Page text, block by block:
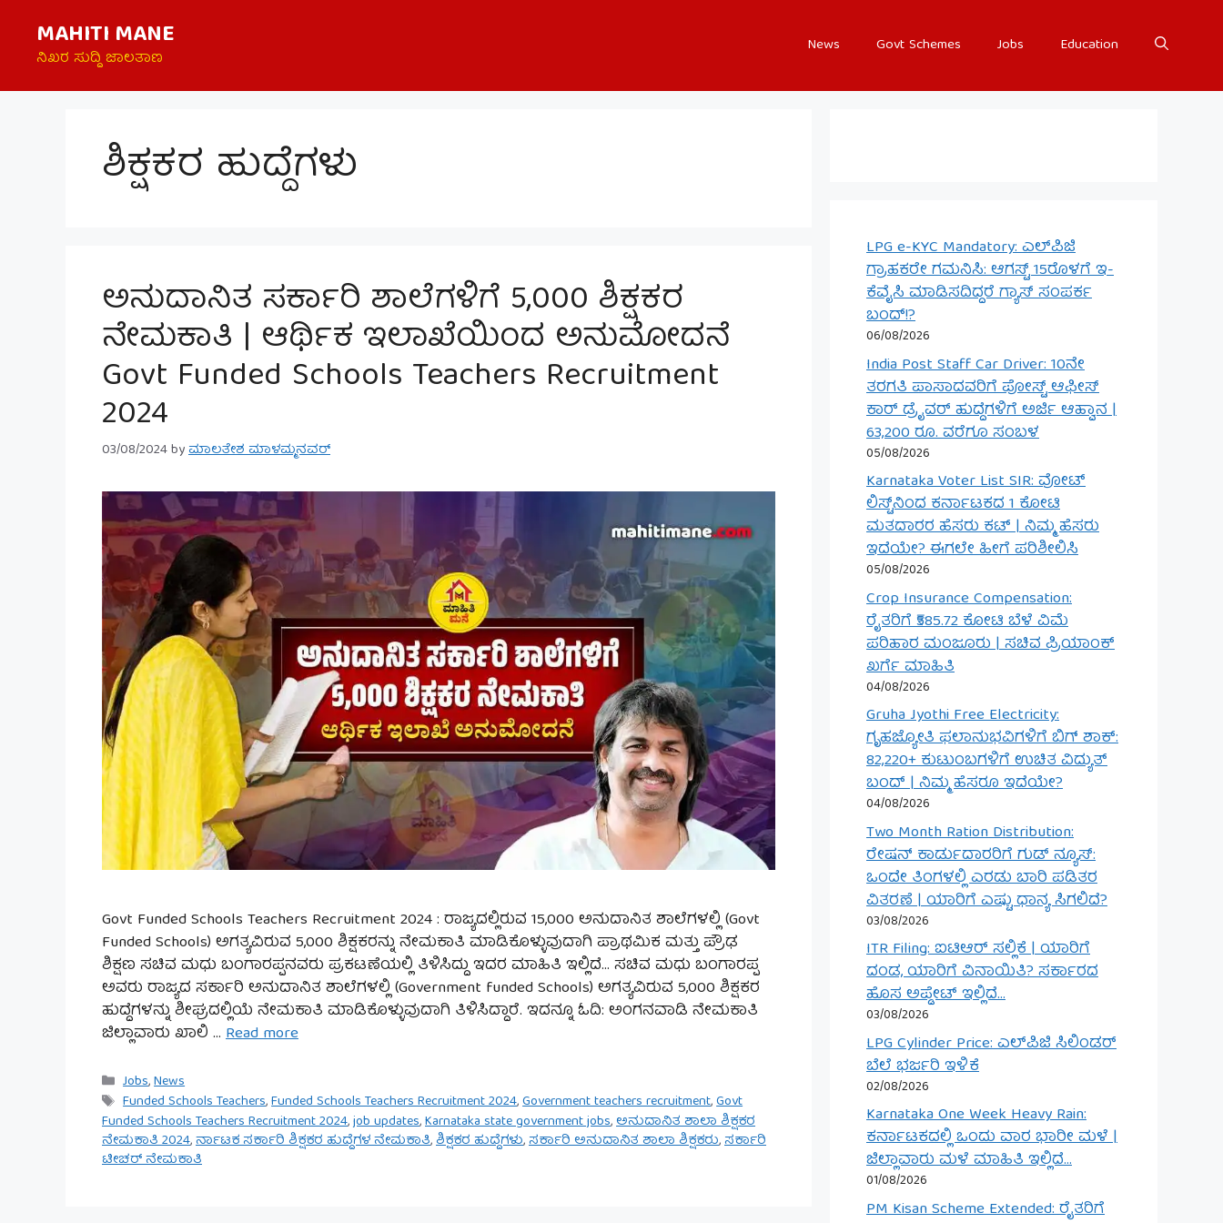
content
MAHITI MANE
ನಿಖರ ಸುದ್ದಿ ಜಾಲತಾಣ
News Govt Schemes Jobs Education
ಶಿಕ್ಷಕರ ಹುದ್ದೆಗಳು
ಅನುದಾನಿತ ಸರ್ಕಾರಿ ಶಾಲೆಗಳಿಗೆ 5,000 ಶಿಕ್ಷಕರ
ನೇಮಕಾತಿ | ಆರ್ಥಿಕ ಇಲಾಖೆಯಿಂದ ಅನುಮೋದನೆ
Govt Funded Schools Teachers Recruitment
2024
03/08/2024byಮಾಲತೇಶ ಮಾಳಮ್ಮನವರ್
Govt Funded Schools Teachers Recruitment 2024 : ರಾಜ್ಯದಲ್ಲಿರುವ 15,000 ಅನುದಾನಿತ ಶಾಲೆಗಳಲ್ಲಿ (Govt
Funded Schools) ಅಗತ್ಯವಿರುವ 5,000 ಶಿಕ್ಷಕರನ್ನು ನೇಮಕಾತಿ ಮಾಡಿಕೊಳ್ಳುವುದಾಗಿ ಪ್ರಾಥಮಿಕ ಮತ್ತು ಪ್ರೌಢ
ಶಿಕ್ಷಣ ಸಚಿವ ಮಧು ಬಂಗಾರಪ್ಪನವರು ಪ್ರಕಟಣೆಯಲ್ಲಿ ತಿಳಿಸಿದ್ದು ಇದರ ಮಾಹಿತಿ ಇಲ್ಲಿದೆ… ಸಚಿವ ಮಧು ಬಂಗಾರಪ್ಪ
ಅವರು ರಾಜ್ಯದ ಸರ್ಕಾರಿ ಅನುದಾನಿತ ಶಾಲೆಗಳಲ್ಲಿ (Government funded Schools) ಅಗತ್ಯವಿರುವ 5,000 ಶಿಕ್ಷಕರ
ಹುದ್ದೆಗಳನ್ನು ಶೀಘ್ರದಲ್ಲಿಯೆ ನೇಮಕಾತಿ ಮಾಡಿಕೊಳ್ಳುವುದಾಗಿ ತಿಳಿಸಿದ್ದಾರೆ. ಇದನ್ನೂ ಓದಿ: ಅಂಗನವಾಡಿ ನೇಮಕಾತಿ
ಜಿಲ್ಲಾವಾರು ಖಾಲಿ … Read more
Categories
Jobs,News
Tags
Funded Schools Teachers,Funded Schools Teachers Recruitment 2024,Government teachers recruitment,Govt
Funded Schools Teachers Recruitment 2024,job updates,Karnataka state government jobs,ಅನುದಾನಿತ ಶಾಲಾ ಶಿಕ್ಷಕರ
ನೇಮಕಾತಿ 2024,ರ್ನಾಟಕ ಸರ್ಕಾರಿ ಶಿಕ್ಷಕರ ಹುದ್ದೆಗಳ ನೇಮಕಾತಿ,ಶಿಕ್ಷಕರ ಹುದ್ದೆಗಳು,ಸರ್ಕಾರಿ ಅನುದಾನಿತ ಶಾಲಾ ಶಿಕ್ಷಕರು,ಸರ್ಕಾರಿ
ಟೀಚರ್ ನೇಮಕಾತಿ
LPG e-KYC Mandatory: ಎಲ್‌ಪಿಜಿ
ಗ್ರಾಹಕರೇ ಗಮನಿಸಿ: ಆಗಸ್ಟ್ 15ರೊಳಗೆ ಇ-
ಕೆವೈಸಿ ಮಾಡಿಸದಿದ್ದರೆ ಗ್ಯಾಸ್ ಸಂಪರ್ಕ
ಬಂದ್!?
06/08/2026
India Post Staff Car Driver: 10ನೇ
ತರಗತಿ ಪಾಸಾದವರಿಗೆ ಪೋಸ್ಟ್ ಆಫೀಸ್
ಕಾರ್ ಡ್ರೈವರ್ ಹುದ್ದೆಗಳಿಗೆ ಅರ್ಜಿ ಆಹ್ವಾನ |
63,200 ರೂ. ವರೆಗೂ ಸಂಬಳ
05/08/2026
Karnataka Voter List SIR: ವೋಟ್
ಲಿಸ್ಟ್‌ನಿಂದ ಕರ್ನಾಟಕದ 1 ಕೋಟಿ
ಮತದಾರರ ಹೆಸರು ಕಟ್ | ನಿಮ್ಮ ಹೆಸರು
ಇದೆಯೇ? ಈಗಲೇ ಹೀಗೆ ಪರಿಶೀಲಿಸಿ
05/08/2026
Crop Insurance Compensation:
ರೈತರಿಗೆ ₹585.72 ಕೋಟಿ ಬೆಳೆ ವಿಮೆ
ಪರಿಹಾರ ಮಂಜೂರು | ಸಚಿವ ಪ್ರಿಯಾಂಕ್
ಖರ್ಗೆ ಮಾಹಿತಿ
04/08/2026
Gruha Jyothi Free Electricity:
ಗೃಹಜ್ಯೋತಿ ಫಲಾನುಭವಿಗಳಿಗೆ ಬಿಗ್ ಶಾಕ್:
82,220+ ಕುಟುಂಬಗಳಿಗೆ ಉಚಿತ ವಿದ್ಯುತ್
ಬಂದ್ | ನಿಮ್ಮ ಹೆಸರೂ ಇದೆಯೇ?
04/08/2026
Two Month Ration Distribution:
ರೇಷನ್ ಕಾರ್ಡುದಾರರಿಗೆ ಗುಡ್ ನ್ಯೂಸ್:
ಒಂದೇ ತಿಂಗಳಲ್ಲಿ ಎರಡು ಬಾರಿ ಪಡಿತರ
ವಿತರಣೆ | ಯಾರಿಗೆ ಎಷ್ಟು ಧಾನ್ಯ ಸಿಗಲಿದೆ?
03/08/2026
ITR Filing: ಐಟಿಆರ್ ಸಲ್ಲಿಕೆ | ಯಾರಿಗೆ
ದಂಡ, ಯಾರಿಗೆ ವಿನಾಯಿತಿ? ಸರ್ಕಾರದ
ಹೊಸ ಅಪ್ಡೇಟ್ ಇಲ್ಲಿದೆ…
03/08/2026
LPG Cylinder Price: ಎಲ್‌ಪಿಜಿ ಸಿಲಿಂಡರ್
ಬೆಲೆ ಭರ್ಜರಿ ಇಳಿಕೆ
02/08/2026
Karnataka One Week Heavy Rain:
ಕರ್ನಾಟಕದಲ್ಲಿ ಒಂದು ವಾರ ಭಾರೀ ಮಳೆ |
ಜಿಲ್ಲಾವಾರು ಮಳೆ ಮಾಹಿತಿ ಇಲ್ಲಿದೆ…
01/08/2026
PM Kisan Scheme Extended: ರೈತರಿಗೆ